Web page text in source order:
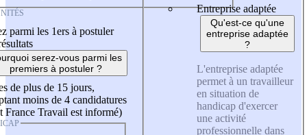
parmi les 1ers à postuler
serez-vous parmi les
premiers à postuler ?
de plus de 15 jours,
moins de 4 candidatures
France Travail est informé)
Entreprise adaptée
Qu'est-ce qu'une
entreprise adaptée
?
L'entreprise adaptée
permet à un travailleur
en situation de
handicap d'exercer
une activité
professionnelle dans